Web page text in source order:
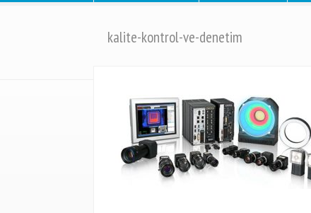
kalite-kontrol-ve-denetim